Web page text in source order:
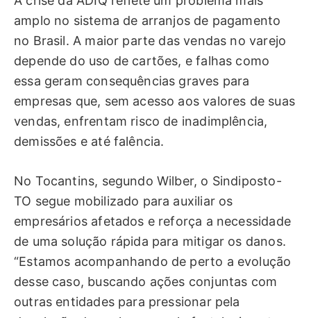
amplo no sistema de arranjos de pagamento
no Brasil. A maior parte das vendas no varejo
depende do uso de cartões, e falhas como
essa geram consequências graves para
empresas que, sem acesso aos valores de suas
vendas, enfrentam risco de inadimplência,
demissões e até falência.
No Tocantins, segundo Wilber, o Sindiposto-
TO segue mobilizado para auxiliar os
empresários afetados e reforça a necessidade
de uma solução rápida para mitigar os danos.
“Estamos acompanhando de perto a evolução
desse caso, buscando ações conjuntas com
outras entidades para pressionar pela